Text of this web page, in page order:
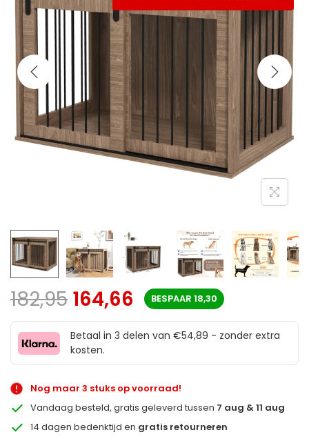
182,95 164,66 BESPAAR 18,30
Betaal in 3 delen van €54,89 - zonder extra
kosten.
Nog maar 3 stuks op voorraad!
Vandaag besteld, gratis geleverd tussen 7 aug & 11 aug
14 dagen bedenktijd en gratis retourneren